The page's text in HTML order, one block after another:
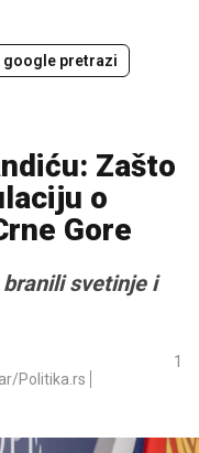
google pretrazi
Zašto
o
Gore
svetinje i
Politika.rs
1